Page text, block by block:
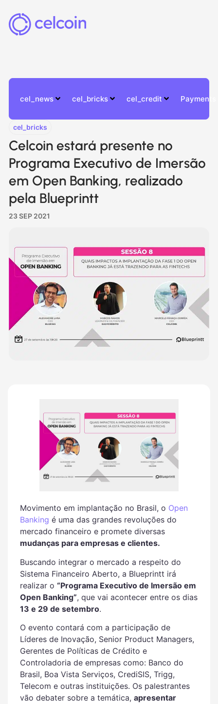
cel_news cel_bricks cel_credit Payments
cel_bricks
Celcoin estará presente no
Programa Executivo de Imersão
em Open Banking, realizado
pela Blueprintt
23 SEP 2021
Movimento em implantação no Brasil, o Open
Banking é uma das grandes revoluções do
mercado financeiro e promete diversas
mudanças para empresas e clientes.
Buscando integrar o mercado a respeito do
Sistema Financeiro Aberto, a Blueprintt irá
realizar o “Programa Executivo de Imersão em
Open Banking”, que vai acontecer entre os dias
13 e 29 de setembro.
O evento contará com a participação de
Líderes de Inovação, Senior Product Managers,
Gerentes de Políticas de Crédito e
Controladoria de empresas como: Banco do
Brasil, Boa Vista Serviços, CrediSIS, Trigg,
Telecom e outras instituições. Os palestrantes
vão debater sobre a temática, apresentar